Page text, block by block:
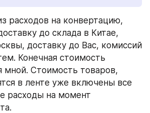
расходов на конвертацию,
до склада в Китае,
доставку до Вас, комиссий
Конечная стоимость
мной. Стоимость товаров,
в ленте уже включены все
расходы на момент